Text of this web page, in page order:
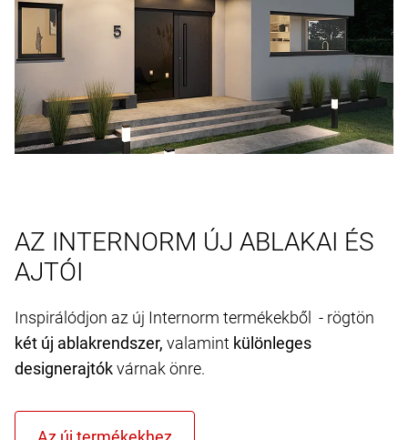
AZ INTERNORM ÚJ ABLAKAI ÉS
AJTÓI
Inspirálódjon az új Internorm termékekből - rögtön
két új ablakrendszer, valamint különleges
designerajtókvárnak önre.